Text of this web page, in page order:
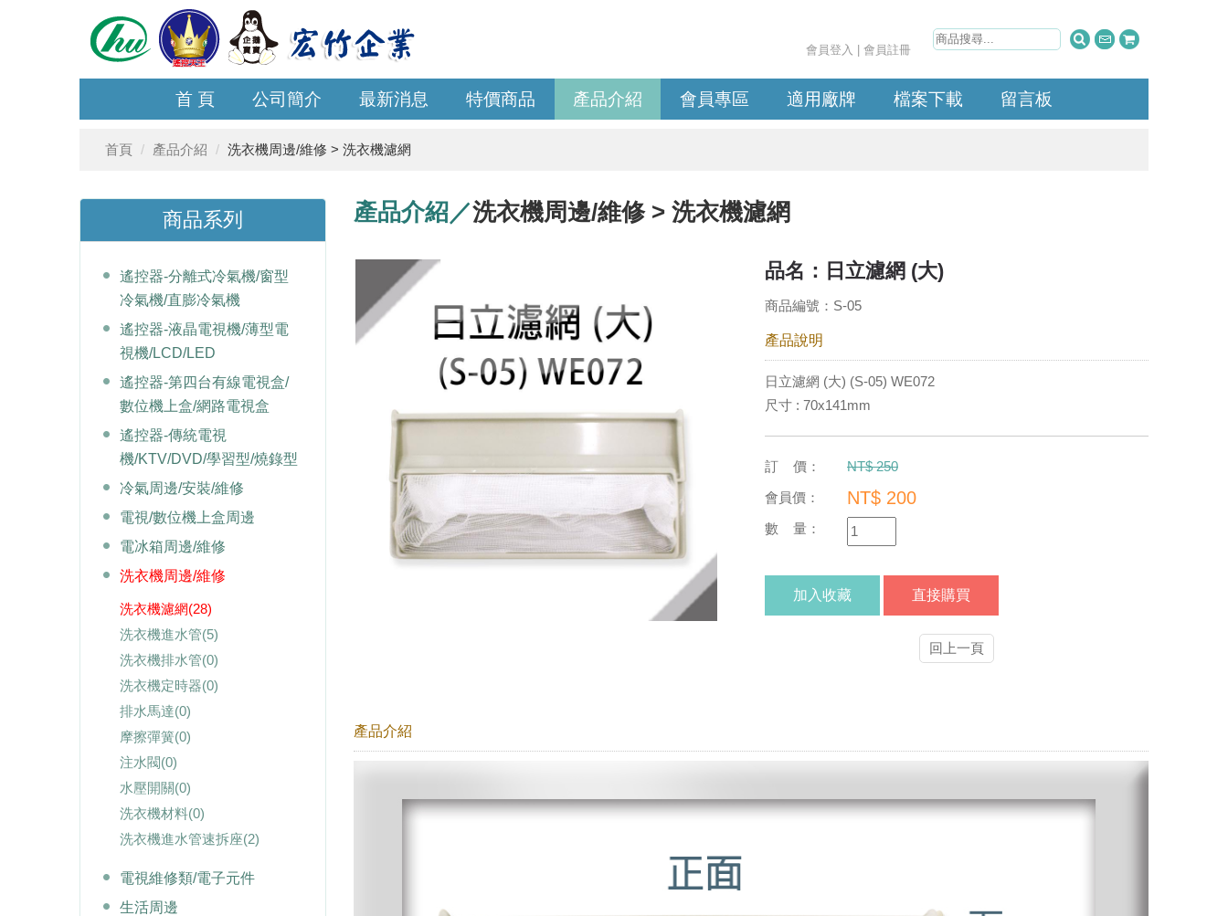
會員登入 |會員註冊
首 頁 公司簡介 最新消息 特價商品 產品介紹 會員專區 適用廠牌 檔案下載 留言板
首頁 產品介紹 洗衣機周邊/維修 > 洗衣機濾網
商品系列
遙控器-分離式冷氣機/窗型
冷氣機/直膨冷氣機
遙控器-液晶電視機/薄型電
視機/LCD/LED
遙控器-第四台有線電視盒/
數位機上盒/網路電視盒
遙控器-傳統電視
機/KTV/DVD/學習型/燒錄型
冷氣周邊/安裝/維修
電視/數位機上盒周邊
電冰箱周邊/維修
洗衣機周邊/維修
洗衣機濾網(28)
洗衣機進水管(5)
洗衣機排水管(0)
洗衣機定時器(0)
排水馬達(0)
摩擦彈簧(0)
注水閥(0)
水壓開關(0)
洗衣機材料(0)
洗衣機進水管速拆座(2)
電視維修類/電子元件
生活周邊
產品介紹／洗衣機周邊/維修 > 洗衣機濾網
品名：日立濾網 (大)
商品編號：S-05
產品說明
日立濾網 (大) (S-05) WE072
尺寸 : 70x141mm
訂 價：
NT$ 250
會員價：
NT$ 200
數 量：
加入收藏 直接購買
回上一頁
產品介紹